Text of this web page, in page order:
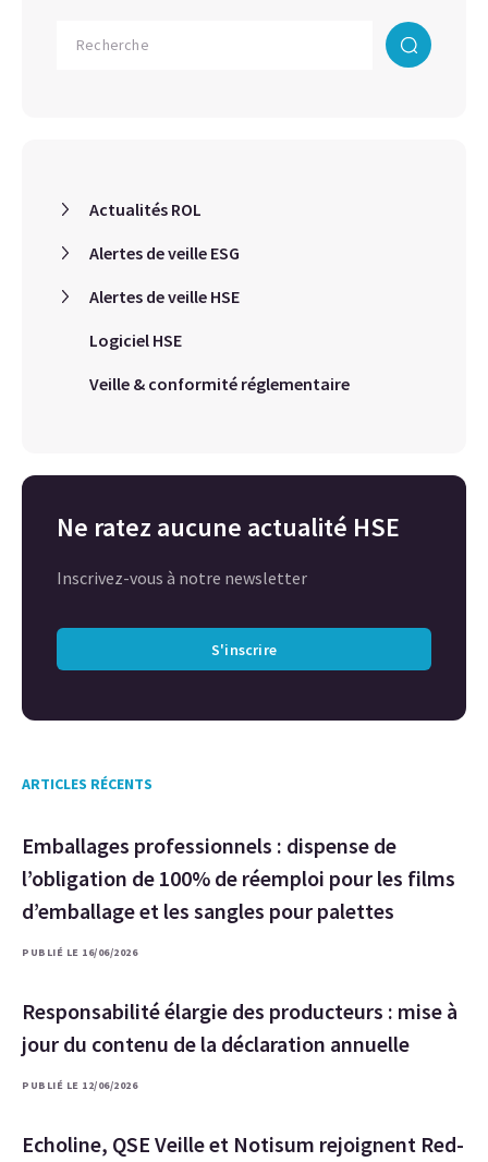
Actualités ROL
Alertes de veille ESG
Alertes de veille HSE
Logiciel HSE
Veille & conformité réglementaire
Ne ratez aucune actualité HSE
Inscrivez-vous à notre newsletter
S'inscrire
ARTICLES RÉCENTS
Emballages professionnels : dispense de
l’obligation de 100% de réemploi pour les films
d’emballage et les sangles pour palettes
PUBLIÉ LE 16/06/2026
Responsabilité élargie des producteurs : mise à
jour du contenu de la déclaration annuelle
PUBLIÉ LE 12/06/2026
Echoline, QSE Veille et Notisum rejoignent Red-